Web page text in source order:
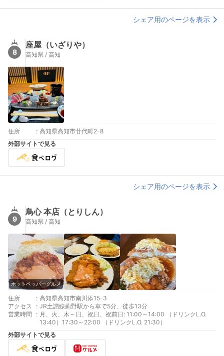
シェア用のページを表示
8
座屋（いざりや）
高知県 / 高知
住所 : 高知県高知市廿代町2-8
外部サイトで見る
シェア用のページを表示
9
鳥心 本店（とりしん）
高知県 / 高知
ホットペッパーグルメ
住所 : 高知県高知市南川添15-3
アクセス
: JR土讃線薊野駅から車で5分、徒歩13分
営業時間
: 月、火、木～日、祝日、祝前日: 11:00～14:00 （ドリンクL.O.
13:40）17:30～22:00 （ドリンクL.O. 21:30）
外部サイトで見る